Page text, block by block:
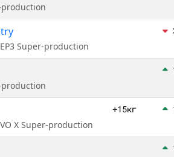
production
Super-production
production
X Super-production
+15кг